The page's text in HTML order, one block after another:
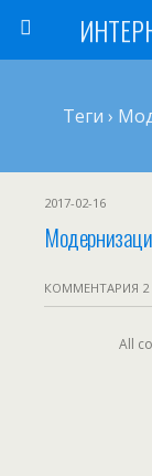
Теги ›
2017-02-16
КОММЕНТАРИЯ 2
All